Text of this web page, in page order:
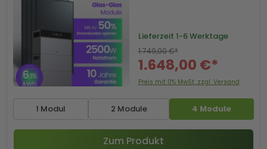
1 Modul 2 Module 4 Module
Lieferzeit 1-6 Werktage
1.648,00 €*
1.749,00 €*
Preis mit 0% MwSt. zzgl. Versand
Zum Produkt